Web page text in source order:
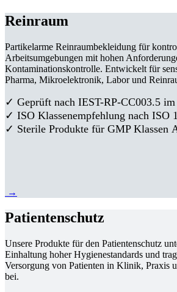
Reinraum
Partikelarme Reinraumbekleidung für
Arbeitsumgebungen mit hohen
Kontaminationskontrolle. Entwickelt für
Pharma, Mikroelektronik, Labor und
✓ Geprüft nach IEST-RP-CC003.5
✓ ISO Klassenempfehlung nach ISO
✓ Sterile Produkte für GMP Klassen
→
Patientenschutz
Unsere Produkte für den Patientenschutz
Einhaltung hoher Hygienestandards und
Versorgung von Patienten in Klinik, Praxis
bei.